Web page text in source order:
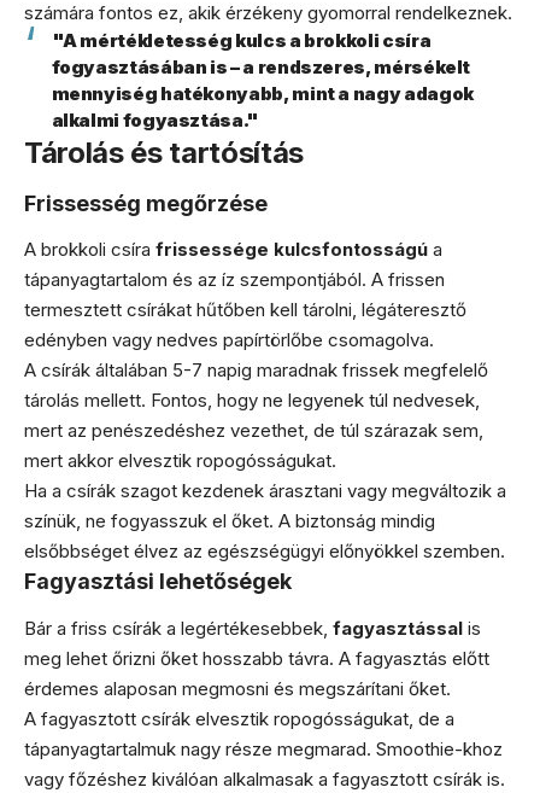
számára fontos ez, akik érzékeny gyomorral rendelkeznek.
"A mértékletesség kulcs a brokkoli csíra
fogyasztásában is – a rendszeres, mérsékelt
mennyiség hatékonyabb, mint a nagy adagok
alkalmi fogyasztása."
Tárolás és tartósítás
Frissesség megőrzése
A brokkoli csíra frissessége kulcsfontosságú a
tápanyagtartalom és az íz szempontjából. A frissen
termesztett csírákat hűtőben kell tárolni, légáteresztő
edényben vagy nedves papírtörlőbe csomagolva.
A csírák általában 5-7 napig maradnak frissek megfelelő
tárolás mellett. Fontos, hogy ne legyenek túl nedvesek,
mert az penészedéshez vezethet, de túl szárazak sem,
mert akkor elvesztik ropogósságukat.
Ha a csírák szagot kezdenek árasztani vagy megváltozik a
színük, ne fogyasszuk el őket. A biztonság mindig
elsőbbséget élvez az egészségügyi előnyökkel szemben.
Fagyasztási lehetőségek
Bár a friss csírák a legértékesebbek, fagyasztással is
meg lehet őrizni őket hosszabb távra. A fagyasztás előtt
érdemes alaposan megmosni és megszárítani őket.
A fagyasztott csírák elvesztik ropogósságukat, de a
tápanyagtartalmuk nagy része megmarad. Smoothie-khoz
vagy főzéshez kiválóan alkalmasak a fagyasztott csírák is.